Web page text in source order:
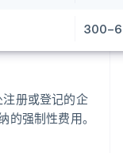
册或登记的企
的强制性费用。